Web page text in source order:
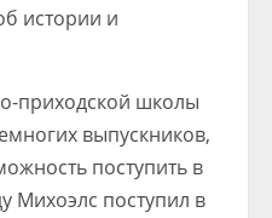
истории и
приходской школы
выпускников,
поступить в
Михоэлс поступил в